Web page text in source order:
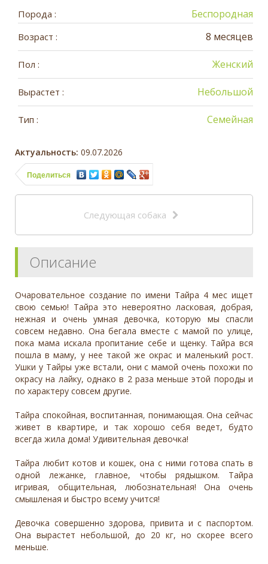
Порода : Беспородная
Возраст : 8 месяцев
Пол : Женский
Вырастет : Небольшой
Тип : Семейная
Актуальность: 09.07.2026
Поделиться
Следующая собака
Описание
Очаровательное создание по имени Тайра 4 мес ищет
свою семью! Тайра это невероятно ласковая, добрая,
нежная и очень умная девочка, которую мы спасли
совсем недавно. Она бегала вместе с мамой по улице,
пока мама искала пропитание себе и щенку. Тайра вся
пошла в маму, у нее такой же окрас и маленький рост.
Ушки у Тайры уже встали, они с мамой очень похожи по
окрасу на лайку, однако в 2 раза меньше этой породы и
по характеру совсем другие.
Тайра спокойная, воспитанная, понимающая. Она сейчас
живет в квартире, и так хорошо себя ведет, будто
всегда жила дома! Удивительная девочка!
Тайра любит котов и кошек, она с ними готова спать в
одной лежанке, главное, чтобы рядышком. Тайра
игривая, общительная, любознательная! Она очень
смышленая и быстро всему учится!
Девочка совершенно здорова, привита и с паспортом.
Она вырастет небольшой, до 20 кг, но скорее всего
меньше.